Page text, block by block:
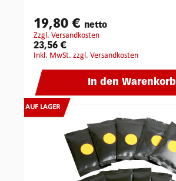
19,80 € netto
zzgl. Versandkosten
23,56 €
inkl. MwSt. zzgl. Versandkosten
In den Warenkorb
AUF LAGER